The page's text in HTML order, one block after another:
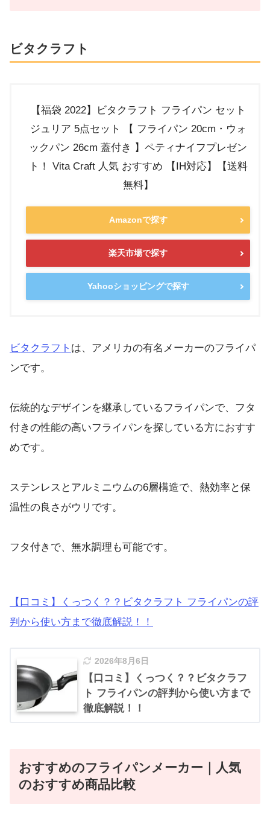
ビタクラフト
【福袋 2022】ビタクラフト フライパン セット
ジュリア 5点セット 【 フライパン 20cm・ウォ
ックパン 26cm 蓋付き 】ペティナイフプレゼン
ト！ Vita Craft 人気 おすすめ 【IH対応】【送料
無料】
Amazonで探す
楽天市場で探す
Yahooショッピングで探す
ビタクラフト は、アメリカの有名メーカーのフライパ
ンです。
伝統的なデザインを継承しているフライパンで、フタ
付きの性能の高いフライパンを探している方におすす
めです。
ステンレスとアルミニウムの6層構造で、熱効率と保
温性の良さがウリです。
フタ付きで、無水調理も可能です。
【口コミ】くっつく？？ビタクラフト フライパンの評
判から使い方まで徹底解説！！
2026年8月6日
【口コミ】くっつく？？ビタクラフ
ト フライパンの評判から使い方まで
徹底解説！！
おすすめのフライパンメーカー｜人気
のおすすめ商品比較